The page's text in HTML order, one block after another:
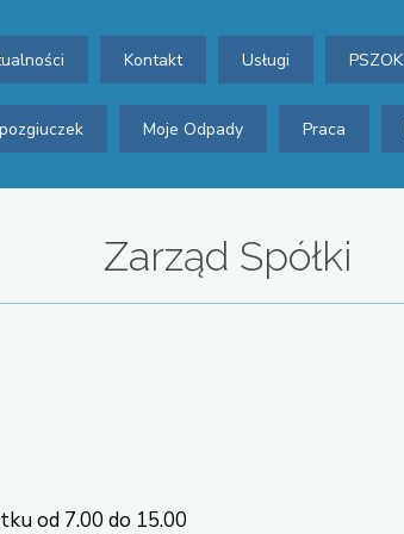
Kontakt Usługi PSZOK
Moje Odpady Praca
od 7.00 do 15.00
Zarząd Spółki